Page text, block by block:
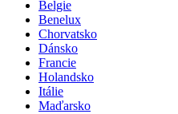
Belgie
Benelux
Chorvatsko
Dánsko
Francie
Holandsko
Itálie
Maďarsko